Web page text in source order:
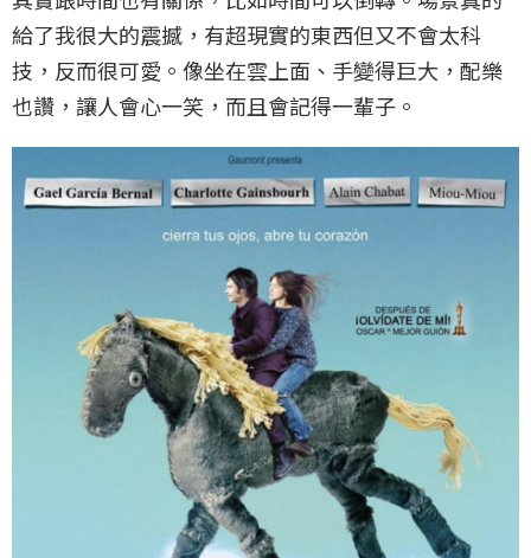
給了我很大的震撼，有超現實的東西但又不會太科
技，反而很可愛。像坐在雲上面、手變得巨大，配樂
也讚，讓人會心一笑，而且會記得一輩子。